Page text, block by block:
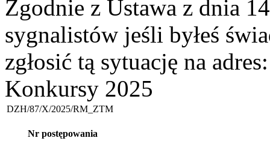
Zgodnie z Ustawa z dnia
sygnalistów jeśli byłeś
zgłosić tą sytuację na
Konkursy 2025
DZH/87/X/2025/RM_ZTM
Nr postępowania